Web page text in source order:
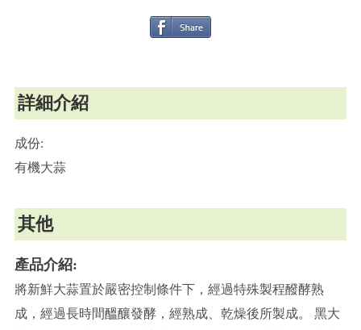
詳細介紹
成份:
有機大蒜
其他
產品介紹:
將新鮮大蒜置於嚴密控制條件下，經過特殊製程醱酵熟
成，經過長時間醞釀發酵，經熟成、乾燥後所製成。 黑大